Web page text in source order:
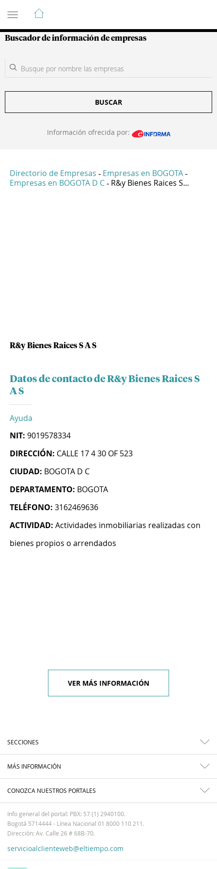
Guía de Empresas Colombianas
Buscador de información de empresas
BUSCAR
Información ofrecida por:
Directorio de Empresas - Empresas en BOGOTA -
Empresas en BOGOTA D C - R&y Bienes Raices S...
R&y Bienes Raices S A S
Datos de contacto de R&y Bienes Raices S
A S
Ayuda
NIT: 9019578334
DIRECCIÓN: CALLE 17 4 30 OF 523
CIUDAD: BOGOTA D C
DEPARTAMENTO: BOGOTA
TELÉFONO: 3162469636
ACTIVIDAD: Actividades inmobiliarias realizadas con
bienes propios o arrendados
VER MÁS INFORMACIÓN
SECCIONES
MÁS INFORMACIÓN
CONOZCA NUESTROS PORTALES
Info general del portal: PBX: 57 (1) 2940100.
Bogotá 5714444 - Línea Nacional 01 8000 110 211.
Dirección: Av. Calle 26 # 68B-70.
servicioalclienteweb@eltiempo.com